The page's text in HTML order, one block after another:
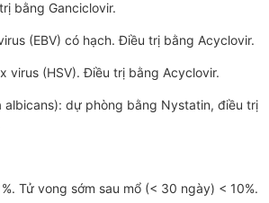
bằng Ganciclovir.
(EBV) có hạch. Điều trị bằng Acyclovir.
virus (HSV). Điều trị bằng Acyclovir.
albicans): dự phòng bằng Nystatin, điều trị
Tử vong sớm sau mổ (< 30 ngày) < 10%.